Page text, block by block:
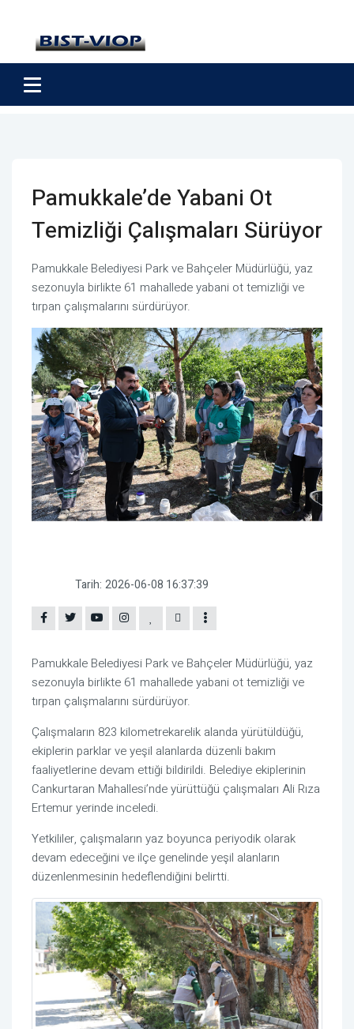
Pamukkale’de Yabani Ot
Temizliği Çalışmaları Sürüyor
Pamukkale Belediyesi Park ve Bahçeler Müdürlüğü, yaz
sezonuyla birlikte 61 mahallede yabani ot temizliği ve
tırpan çalışmalarını sürdürüyor.
Tarih: 2026-06-08 16:37:39
Pamukkale Belediyesi Park ve Bahçeler Müdürlüğü, yaz
sezonuyla birlikte 61 mahallede yabani ot temizliği ve
tırpan çalışmalarını sürdürüyor.
Çalışmaların 823 kilometrekarelik alanda yürütüldüğü,
ekiplerin parklar ve yeşil alanlarda düzenli bakım
faaliyetlerine devam ettiği bildirildi. Belediye ekiplerinin
Cankurtaran Mahallesi’nde yürüttüğü çalışmaları Ali Rıza
Ertemuryerinde inceledi.
Yetkililer, çalışmaların yaz boyunca periyodik olarak
devam edeceğini ve ilçe genelinde yeşil alanların
düzenlenmesinin hedeflendiğini belirtti.